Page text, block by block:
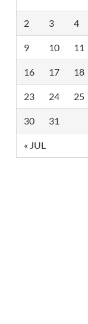
2 3 4
9 10 11
16 17 18
23 24 25
30 31
« JUL